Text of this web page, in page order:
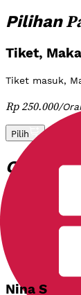
Pilihan
Tiket,
Tiket masuk,
Rp 250.000/
Pilih
Catatan
We
Nina S